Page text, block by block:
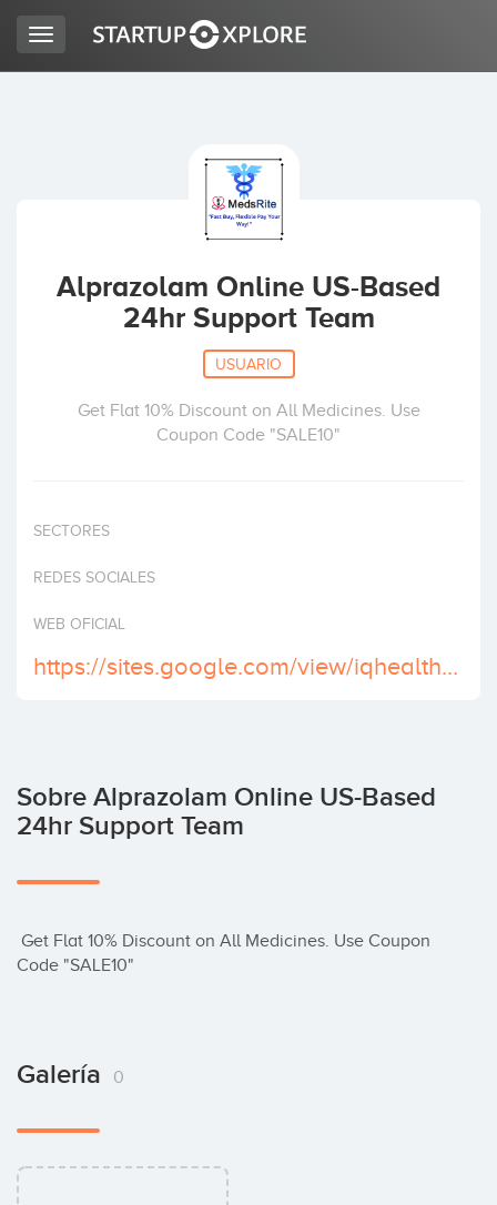
ACCESO
Toggle
navigation
Alprazolam Online US-Based
24hr Support Team
USUARIO
Get Flat 10% Discount on All Medicines. Use
Coupon Code "SALE10"
SECTORES
REDES SOCIALES
WEB OFICIAL
https://sites.google.com/view/iqhealthcaremedsrite/
Sobre Alprazolam Online US-Based
24hr Support Team
Code "SALE10"
Galería 0